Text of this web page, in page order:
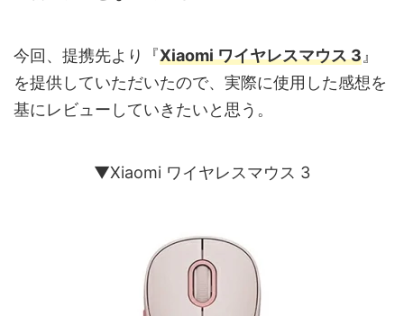
今回、提携先より『Xiaomi ワイヤレスマウス 3』
を提供していただいたので、実際に使用した感想を
基にレビューしていきたいと思う。
▼Xiaomi ワイヤレスマウス 3